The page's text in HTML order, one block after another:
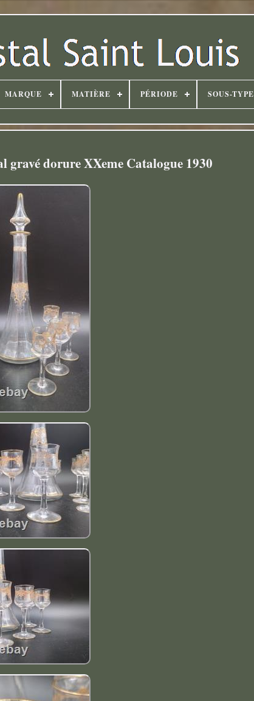
MARQUE MATIÈRE PÉRIODE SOUS-TYPE
gravé dorure XXeme Catalogue 1930